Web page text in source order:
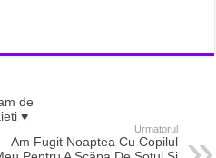
de
♥️
Urmatorul
Am Fugit Noaptea Cu Copilul